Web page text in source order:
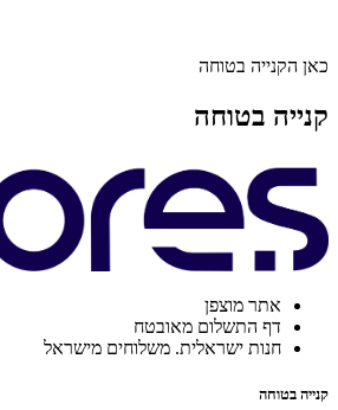
כאן הקנייה בטוחה
קנייה בטוחה
אתר מוצפן
דף התשלום מאובטח
חנות ישראלית. משלוחים מישראל
קנייה בטוחה